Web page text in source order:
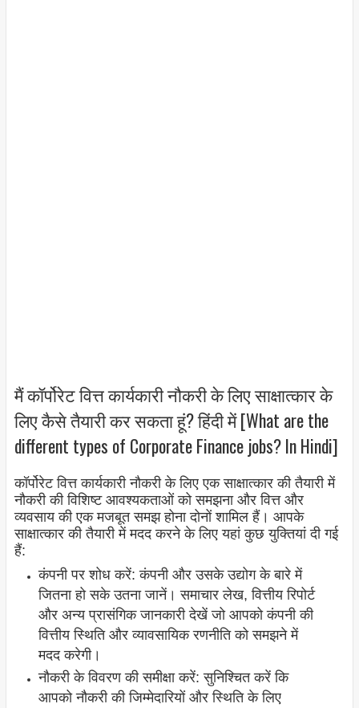
मैं कॉर्पोरेट वित्त कार्यकारी नौकरी के लिए साक्षात्कार के
लिए कैसे तैयारी कर सकता हूं? हिंदी में [What are the
different types of Corporate Finance jobs? In Hindi]
कॉर्पोरेट वित्त कार्यकारी नौकरी के लिए एक साक्षात्कार की तैयारी में
नौकरी की विशिष्ट आवश्यकताओं को समझना और वित्त और
व्यवसाय की एक मजबूत समझ होना दोनों शामिल हैं। आपके
साक्षात्कार की तैयारी में मदद करने के लिए यहां कुछ युक्तियां दी गई
हैं:
कंपनी पर शोध करें: कंपनी और उसके उद्योग के बारे में
जितना हो सके उतना जानें। समाचार लेख, वित्तीय रिपोर्ट
और अन्य प्रासंगिक जानकारी देखें जो आपको कंपनी की
वित्तीय स्थिति और व्यावसायिक रणनीति को समझने में
मदद करेगी।
नौकरी के विवरण की समीक्षा करें: सुनिश्चित करें कि
आपको नौकरी की जिम्मेदारियों और स्थिति के लिए